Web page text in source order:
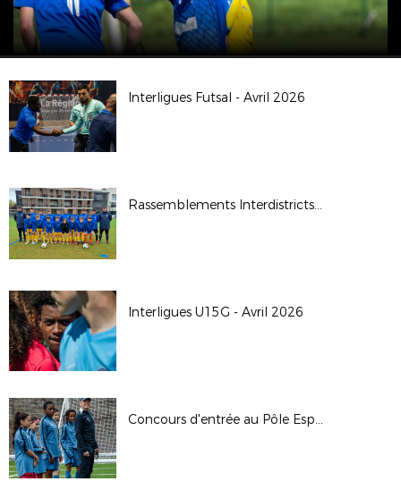
Interligues Futsal - Avril 2026
Rassemblements Interdistricts U14G - Avr. 2026
Interligues U15G - Avril 2026
Concours d'entrée au Pôle Espoirs - 2026